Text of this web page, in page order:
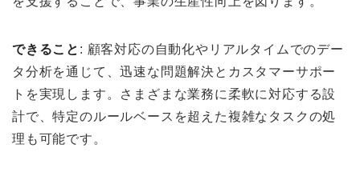
できること : 顧客対応の自動化やリアルタイムでのデー
タ分析を通じて、迅速な問題解決とカスタマーサポー
トを実現します。さまざまな業務に柔軟に対応する設
計で、特定のルールベースを超えた複雑なタスクの処
理も可能です。